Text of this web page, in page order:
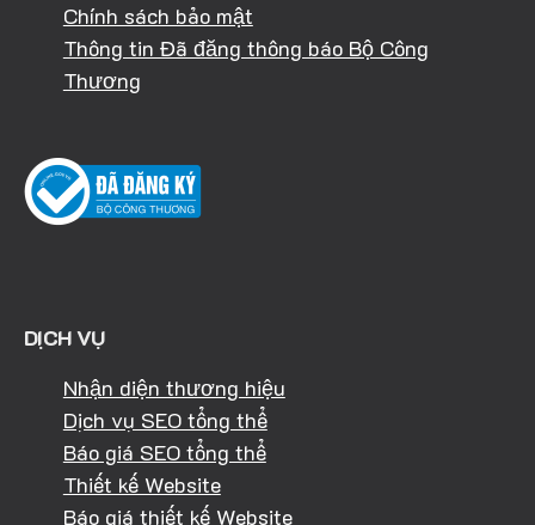
Chính sách bảo mật
Thông tin Đã đăng thông báo Bộ Công
Thương
DỊCH VỤ
Nhận diện thương hiệu
Dịch vụ SEO tổng thể
Báo giá SEO tổng thể
Thiết kế Website
Báo giá thiết kế Website